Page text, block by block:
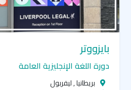
بايزووتر
دورة اللغة الإنجليزية العامة
بريطانيا , ليفربول